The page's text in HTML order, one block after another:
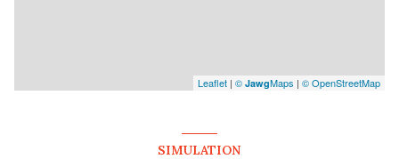
Leaflet | © JawgMaps | © OpenStreetMap
SIMULATION